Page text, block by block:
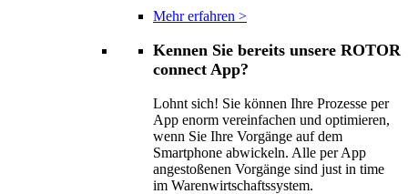
Mehr erfahren >
Kennen Sie bereits unsere ROTOR
connect App?
Lohnt sich! Sie können Ihre Prozesse per
App enorm vereinfachen und optimieren,
wenn Sie Ihre Vorgänge auf dem
Smartphone abwickeln. Alle per App
angestoßenen Vorgänge sind just in time
im Warenwirtschaftssystem.